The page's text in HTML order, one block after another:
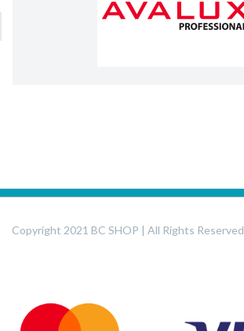
Copyright 2021 BC SHOP | All Rights Reserved